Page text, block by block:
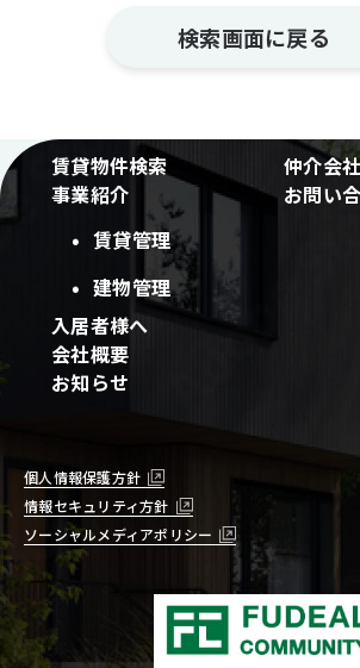
検索画面に戻る
賃貸物件検索
事業紹介
賃貸管理
建物管理
入居者様へ
会社概要
お知らせ
仲介会
お問い
個人情報保護方針
ソーシャルメディアポリシー
情報セキュリティ方針